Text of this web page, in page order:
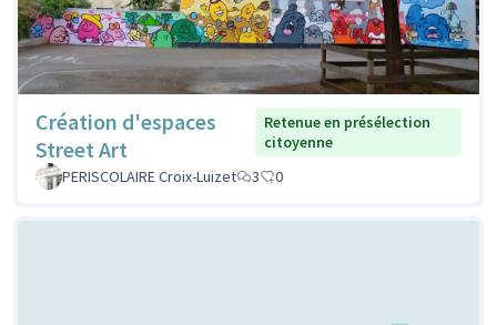
Création d'espaces
Street Art
Retenue en présélection
citoyenne
PERISCOLAIRE Croix-Luizet
3 0